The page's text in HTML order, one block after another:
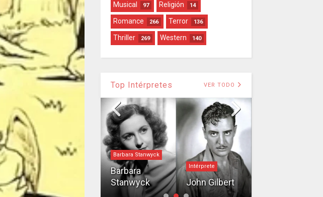
Musical 97 Religión 14
Romance 266 Terror 136
Thriller 269 Western 140
Top Intérpretes VER TODO
Mary Pickford
Barbara Stanwyck
Barbara
Stanwyck
Intérprete
John Gilbert